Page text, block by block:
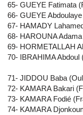
65- GUEYE Fatimata
66- GUEYE
67- HAMADY
68- HAROUNA
69- HORMETALLAH
70- IBRAHIMA Abdoul
71- JIDDOU Baba
72- KAMARA Bakari
73- KAMARA Fodié
74- KAMARA